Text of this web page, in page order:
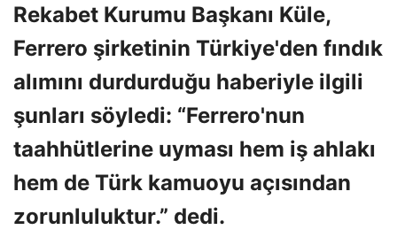
Rekabet Kurumu Başkanı Küle,
Ferrero şirketinin Türkiye'den fındık
alımını durdurduğu haberiyle ilgili
şunları söyledi: “Ferrero'nun
taahhütlerine uyması hem iş ahlakı
hem de Türk kamuoyu açısından
zorunluluktur.” dedi.